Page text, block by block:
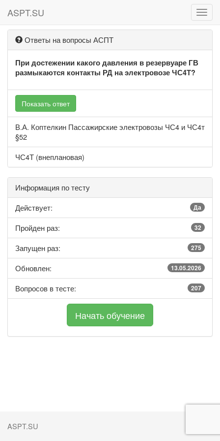
ASPT.SU
Ответы на вопросы АСПТ
При достежении какого давления в резервуаре ГВ
размыкаются контакты РД на электровозе ЧС4Т?
Показать ответ
В.А. Коптелкин Пассажирские электровозы ЧС4 и ЧС4т
§52
ЧС4Т (внеплановая)
Информация по тесту
Действует:
Да
Пройден раз: 32
Запущен раз: 275
Обновлен: 13.05.2026
Вопросов в тесте: 207
ASPT.SU